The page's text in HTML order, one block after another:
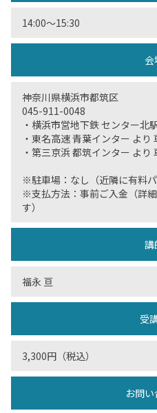
14:00〜15:30
会
神奈川県横浜市都筑区
045-911-0048
・横浜市営地下鉄 センター北
・東名高速 青葉インター より
・第三京浜 都筑インター より
※駐車場：なし（近隣に有料パ
※支払方法：事前ご入金（詳
す）
講
福永 亘
受
3,300円（税込）
お問